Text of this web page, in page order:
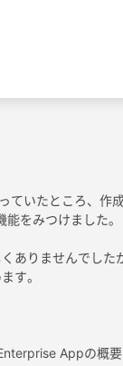
ていたところ、作
をみつけました。
ありませんでした
す。
Appの概要